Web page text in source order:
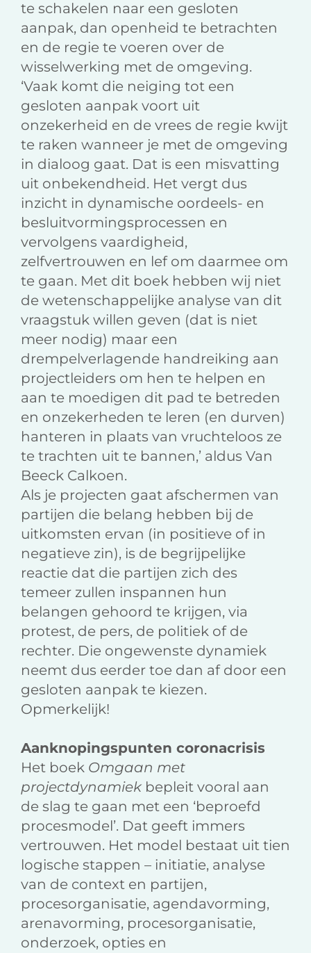
te schakelen naar een gesloten
aanpak, dan openheid te betrachten
en de regie te voeren over de
wisselwerking met de omgeving.
‘Vaak komt die neiging tot een
gesloten aanpak voort uit
onzekerheid en de vrees de regie kwijt
te raken wanneer je met de omgeving
in dialoog gaat. Dat is een misvatting
uit onbekendheid. Het vergt dus
inzicht in dynamische oordeels- en
besluitvormingsprocessen en
vervolgens vaardigheid,
zelfvertrouwen en lef om daarmee om
te gaan. Met dit boek hebben wij niet
de wetenschappelijke analyse van dit
vraagstuk willen geven (dat is niet
meer nodig) maar een
drempelverlagende handreiking aan
projectleiders om hen te helpen en
aan te moedigen dit pad te betreden
en onzekerheden te leren (en durven)
hanteren in plaats van vruchteloos ze
te trachten uit te bannen,’ aldus Van
Beeck Calkoen.
Als je projecten gaat afschermen van
partijen die belang hebben bij de
uitkomsten ervan (in positieve of in
negatieve zin), is de begrijpelijke
reactie dat die partijen zich des
temeer zullen inspannen hun
belangen gehoord te krijgen, via
protest, de pers, de politiek of de
rechter. Die ongewenste dynamiek
neemt dus eerder toe dan af door een
gesloten aanpak te kiezen.
Opmerkelijk!
Aanknopingspunten coronacrisis
Het boek Omgaan met
projectdynamiek bepleit vooral aan
de slag te gaan met een ‘beproefd
procesmodel’. Dat geeft immers
vertrouwen. Het model bestaat uit tien
logische stappen – initiatie, analyse
van de context en partijen,
procesorganisatie, agendavorming,
arenavorming, procesorganisatie,
onderzoek, opties en